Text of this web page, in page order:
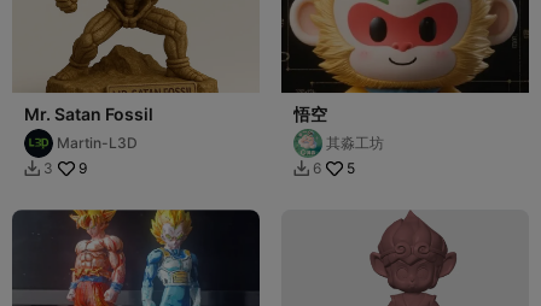
Mr. Satan Fossil
Martin-L3D
 3 9
悟空
其淼工坊
 6 5